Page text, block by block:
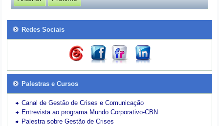
Redes Sociais
Palestras e Cursos
Canal de Gestão de Crises e Comunicação
Entrevista ao programa Mundo Corporativo-CBN
Palestra sobre Gestão de Crises